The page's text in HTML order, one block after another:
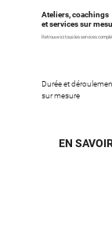
Ateliers, coachings
et services sur
Retrouve ici tous les services
Durée et
sur mesure
EN